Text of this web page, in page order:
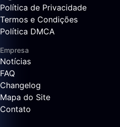
Política de Privacidade
Termos e Condições
Política DMCA
Empresa
Notícias
FAQ
Changelog
Mapa do Site
Contato